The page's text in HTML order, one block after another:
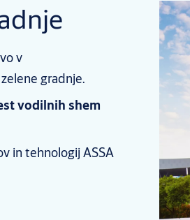
v
gradnje.
vodilnih shem
in tehnologij ASSA